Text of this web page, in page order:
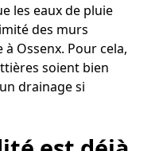
les eaux de pluie
des murs
Ossenx. Pour cela,
soient bien
drainage si